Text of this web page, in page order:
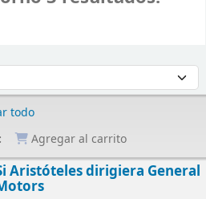
todo
Agregar al carrito
Aristóteles dirigiera General